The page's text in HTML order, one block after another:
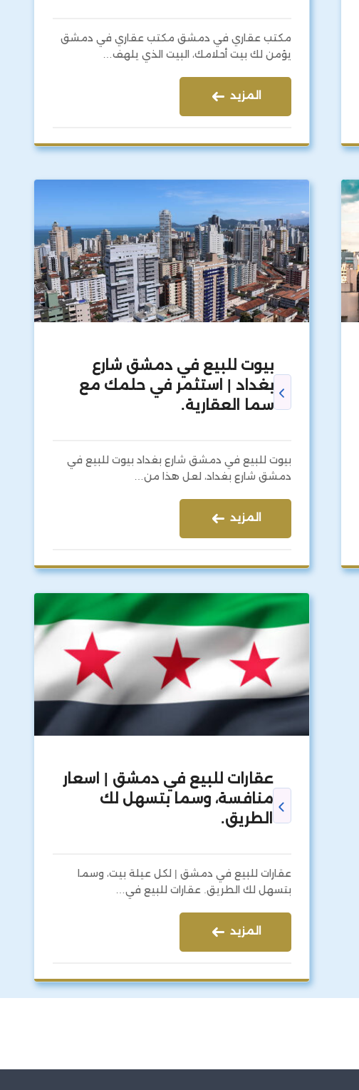
مكتب عقاري في دمشق مكتب عقاري في دمشق
يؤمن لك بيت أحلامك، البيت الذي يلهف…
المزيد
بيوت للبيع في دمشق شارع
بغداد | استثمر في حلمك مع
سما العقارية.
بيوت للبيع في دمشق شارع بغداد بيوت للبيع في
دمشق شارع بغداد، لعل هذا من…
المزيد
عقارات للبيع في دمشق | اسعار
منافسة، وسما بتسهل لك
الطريق.
عقارات للبيع في دمشق | لكل عيلة بيت، وسما
بتسهل لك الطريق. عقارات للبيع في…
المزيد